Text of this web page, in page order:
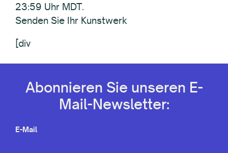
23:59 Uhr MDT.
Senden Sie Ihr Kunstwerk
[div
Abonnieren Sie unseren E-
Mail-Newsletter:
E-Mail